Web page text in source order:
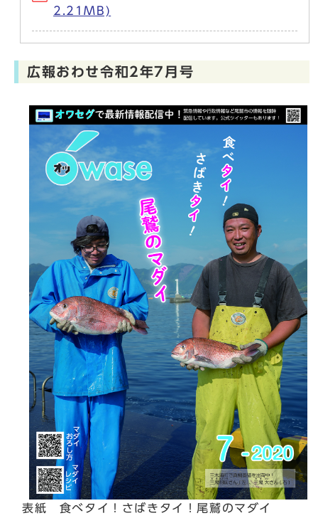
2.21MB)
広報おわせ令和2年7月号
表紙 食べタイ！さばきタイ！尾鷲のマダイ